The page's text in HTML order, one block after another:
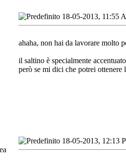
18-05-2013, 11:55
ahaha, non hai da lavorare molto
il saltino è specialmente
però se mi dici che potrei ottenere
18-05-2013, 12:13